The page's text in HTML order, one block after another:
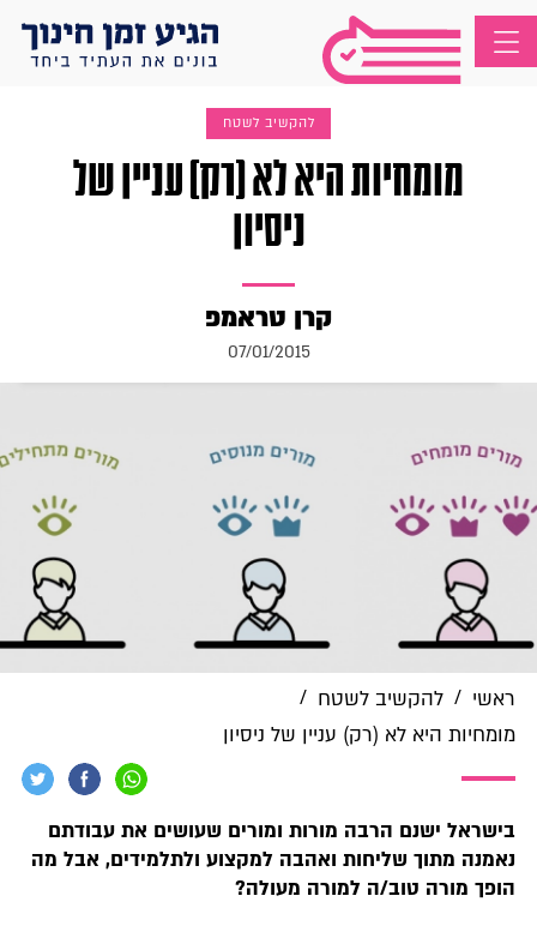
להקשיב לשטח
מומחיות היא לא (רק) עניין של
ניסיון
קרן טראמפ
07/01/2015
ראשי / להקשיב לשטח /
מומחיות היא לא (רק) עניין של ניסיון
בישראל ישנם הרבה מורות ומורים שעושים את עבודתם
נאמנה מתוך שליחות ואהבה למקצוע ולתלמידים, אבל מה
הופך מורה טוב/ה למורה מעולה?